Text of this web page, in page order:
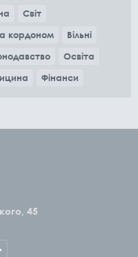
Світ
кордоном
Вільні
Освіта
Фінанси
45